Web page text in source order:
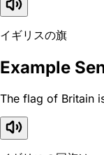
イギリスの旗
Example
The flag of Britain